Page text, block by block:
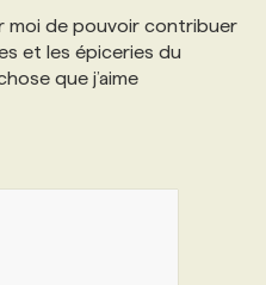
moi de pouvoir contribuer
et les épiceries du
que j’aime